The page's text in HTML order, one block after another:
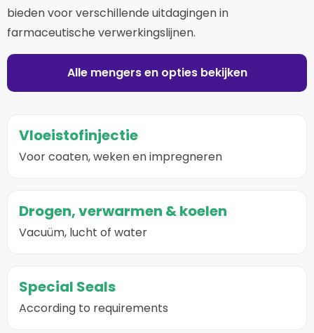
bieden voor verschillende uitdagingen in
farmaceutische verwerkingslijnen.
Alle mengers en opties bekijken
Vloeistofinjectie
Voor coaten, weken en impregneren
Drogen, verwarmen & koelen
Vacuüm, lucht of water
Special Seals
According to requirements